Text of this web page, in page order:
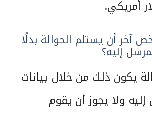
أن يستلم الحوالة بدلًا
إليه؟
يكون ذلك من خلال بيانات
ولا يجوز أن يقوم